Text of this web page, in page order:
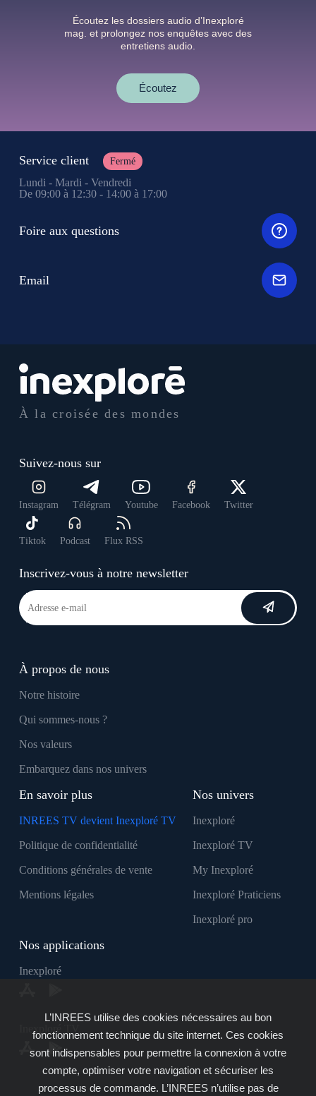
Écoutez les dossiers audio d’Inexploré
mag. et prolongez nos enquêtes avec des
entretiens audio.
Écoutez
À la croisée des mondes
Suivez-nous sur
Instagram Télégram Youtube Facebook Twitter
Tiktok Podcast Flux RSS
Inscrivez-vous à notre newsletter
À propos de nous
Notre histoire
Qui sommes-nous ?
Nos valeurs
Embarquez dans nos univers
En savoir plus
INREES TV devient Inexploré TV
Politique de confidentialité
Conditions générales de vente
Mentions légales
Nos univers
Inexploré
Inexploré TV
My Inexploré
Inexploré Praticiens
Inexploré pro
Nos applications
Inexploré
Inexploré TV
Service client Fermé
Lundi - Mardi - Vendredi
De 09:00 à 12:30 - 14:00 à 17:00
Foire aux questions
Email
L’INREES utilise des cookies nécessaires au bon
fonctionnement technique du site internet. Ces cookies
sont indispensables pour permettre la connexion à votre
compte, optimiser votre navigation et sécuriser les
processus de commande. L’INREES n’utilise pas de